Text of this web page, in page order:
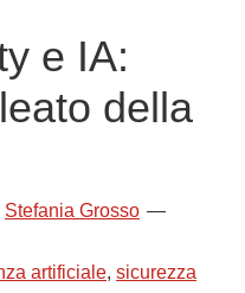
e IA:
della
Stefania Grosso
artificiale, sicurezza